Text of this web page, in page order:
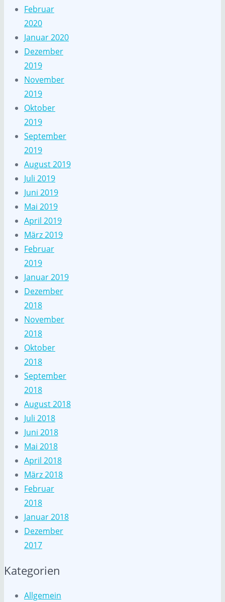
Februar
2020
Januar 2020
Dezember
2019
November
2019
Oktober
2019
September
2019
August 2019
Juli 2019
Juni 2019
Mai 2019
April 2019
März 2019
Februar
2019
Januar 2019
Dezember
2018
November
2018
Oktober
2018
September
2018
August 2018
Juli 2018
Juni 2018
Mai 2018
April 2018
März 2018
Februar
2018
Januar 2018
Dezember
2017
Kategorien
Allgemein